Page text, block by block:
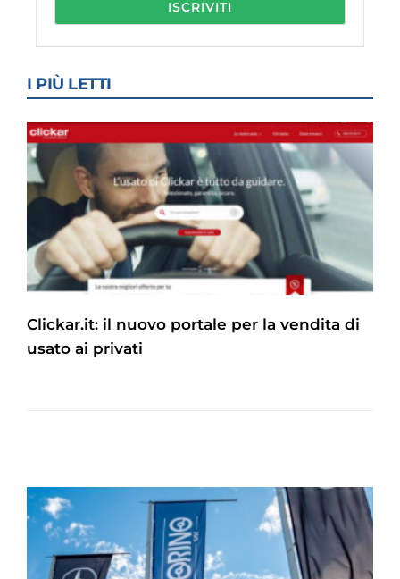
I PIÙ LETTI
Clickar.it: il nuovo portale per la vendita di
usato ai privati